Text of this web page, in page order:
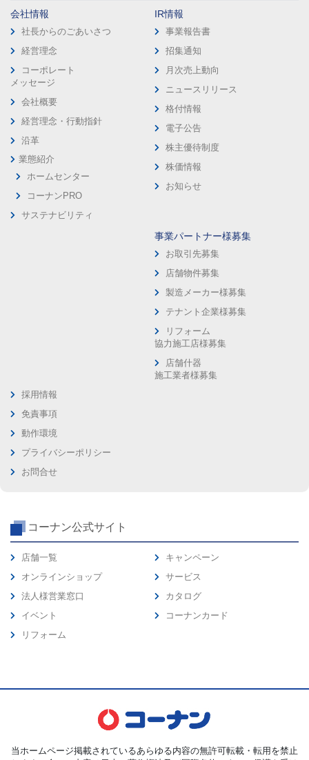
会社情報
社長からのごあいさつ
経営理念
コーポレート
メッセージ
会社概要
経営理念・行動指針
沿革
業態紹介
ホームセンター
コーナンPRO
サステナビリティ
IR情報
事業報告書
招集通知
月次売上動向
ニュースリリース
格付情報
電子公告
株主優待制度
株価情報
お知らせ
事業パートナー様募集
お取引先募集
店舗物件募集
製造メーカー様募集
テナント企業様募集
リフォーム
協力施工店様募集
店舗什器
施工業者様募集
採用情報
免責事項
動作環境
プライバシーポリシー
お問合せ
コーナン公式サイト
店舗一覧
オンラインショップ
法人様営業窓口
イベント
リフォーム
キャンペーン
サービス
カタログ
コーナンカード
当ホームページ掲載されているあらゆる内容の無許可転載・転用を禁止